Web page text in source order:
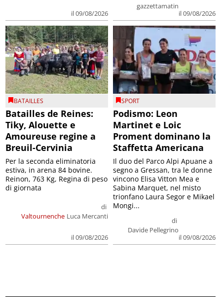
il 09/08/2026
gazzettamatin
il 09/08/2026
BATAILLES
Batailles de Reines:
Tiky, Alouette e
Amoureuse regine a
Breuil-Cervinia
Valtournenche
di
Luca Mercanti
il 09/08/2026
Per la seconda eliminatoria
estiva, in arena 84 bovine.
Reinon, 763 Kg, Regina di peso
di giornata
SPORT
Podismo: Leon
Martinet e Loic
Proment dominano la
Staffetta Americana
di
Davide Pellegrino
il 09/08/2026
Il duo del Parco Alpi Apuane a
segno a Gressan, tra le donne
vincono Elisa Vitton Mea e
Sabina Marquet, nel misto
trionfano Laura Segor e Mikael
Mongi...